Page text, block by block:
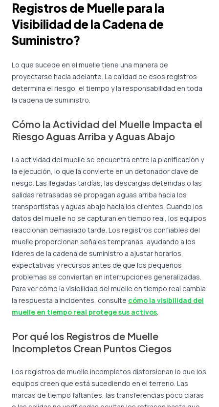
Registros de Muelle para la
Visibilidad de la Cadena de
Suministro?
Lo que sucede en el muelle tiene una manera de
proyectarse hacia adelante. La calidad de esos registros
determina el riesgo, el tiempo y la responsabilidad en toda
la cadena de suministro.
Cómo la Actividad del Muelle Impacta el
Riesgo Aguas Arriba y Aguas Abajo
La actividad del muelle se encuentra entre la planificación y
la ejecución, lo que la convierte en un detonador clave de
riesgo. Las llegadas tardías, las descargas detenidas o las
salidas retrasadas se propagan aguas arriba hacia los
transportistas y aguas abajo hacia los clientes. Cuando los
datos del muelle no se capturan en tiempo real, los equipos
reaccionan demasiado tarde. Los registros confiables del
muelle proporcionan señales tempranas, ayudando a los
líderes de la cadena de suministro a ajustar horarios,
expectativas y recursos antes de que los pequeños
problemas se conviertan en interrupciones generalizadas.
Para ver cómo la visibilidad del muelle en tiempo real cambia
la respuesta a incidentes, consulte cómo la visibilidad del
muelle en tiempo real protege sus activos.
Por qué los Registros de Muelle
Incompletos Crean Puntos Ciegos
Los registros de muelle incompletos distorsionan lo que los
equipos creen que está sucediendo en el terreno. Las
marcas de tiempo faltantes, las transferencias poco claras